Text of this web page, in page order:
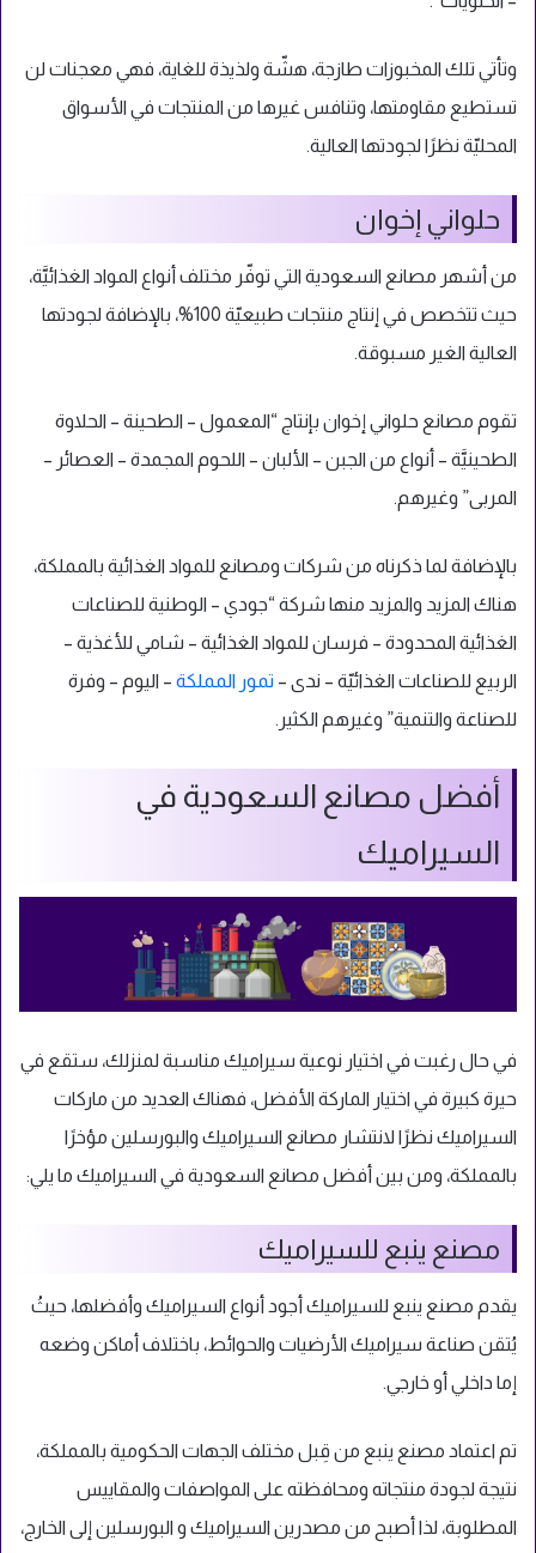
وتأتي تلك المخبوزات طازجة، هشّة ولذيذة للغاية، فهي معجنات لن
تستطيع مقاومتها، وتنافس غيرها من المنتجات في الأسواق
المحليّة نظرًا لجودتها العالية.
حلواني إخوان
من أشهر مصانع السعودية التي توفّر مختلف أنواع المواد الغذائيَّة،
حيث تتخصص في إنتاج منتجات طبيعيّة 100%، بالإضافة لجودتها
العالية الغير مسبوقة.
تقوم مصانع حلواني إخوان بإنتاج “المعمول – الطحينة – الحلاوة
الطحينيَّة – أنواع من الجبن – الألبان – اللحوم المجمدة – العصائر –
المربى” وغيرهم.
بالإضافة لما ذكرناه من شركات ومصانع للمواد الغذائية بالمملكة،
هناك المزيد والمزيد منها شركة “جودي – الوطنية للصناعات
الغذائية المحدودة – فرسان للمواد الغذائية – شامي للأغذية –
الربيع للصناعات الغذائيّة – ندى – تمور المملكة – اليوم – وفرة
للصناعة والتنمية” وغيرهم الكثير.
أفضل مصانع السعودية في
السيراميك
في حال رغبت في اختيار نوعية سيراميك مناسبة لمنزلك، ستقع في
حيرة كبيرة في اختيار الماركة الأفضل، فهناك العديد من ماركات
السيراميك نظرًا لانتشار مصانع السيراميك والبورسلين مؤخرًا
بالمملكة، ومن بين أفضل مصانع السعودية في السيراميك ما يلي:
مصنع ينبع للسيراميك
يقدم مصنع ينبع للسيراميك أجود أنواع السيراميك وأفضلها، حيثُ
يُتقن صناعة سيراميك الأرضيات والحوائط، باختلاف أماكن وضعه
إما داخلي أو خارجي.
تم اعتماد مصنع ينبع من قِبل مختلف الجهات الحكومية بالمملكة،
نتيجة لجودة منتجاته ومحافظته على المواصفات والمقاييس
المطلوبة، لذا أصبح من مصدرين السيراميك و البورسلين إلى الخارج،